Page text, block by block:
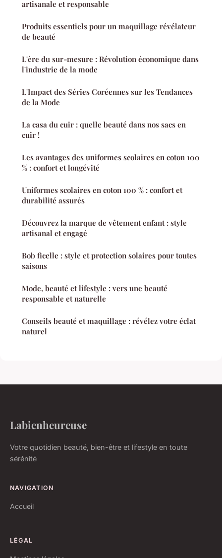
artisanale et responsable
Produits essentiels pour un maquillage révélateur
de beauté
L'ère du sur-mesure : Révolution économique dans
l'industrie de la mode
L'Impact des Séries Coréennes sur les Tendances
de la Mode
La casa du cuir : quelle beauté dans nos sacs en
cuir !
Les avantages des uniformes scolaires en coton 100
% : confort et longévité
Uniformes scolaires en coton 100 % : confort et
durabilité assurés
Découvrez la marque de vêtement enfant : style
artisanal et engagé
Bob ficelle : style et protection solaires pour toutes
saisons
Mode, beauté et lifestyle : vers une beauté
responsable et naturelle
Conseils beauté et maquillage : révélez votre éclat
naturel
Labienheureuse
Votre quotidien beauté, bien-être et lifestyle en toute
sérénité
NAVIGATION
Accueil
LÉGAL